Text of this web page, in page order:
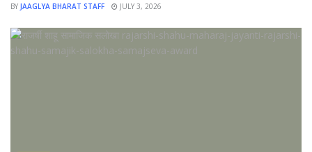
BY JAAGLYA BHARAT STAFF JULY 3, 2026